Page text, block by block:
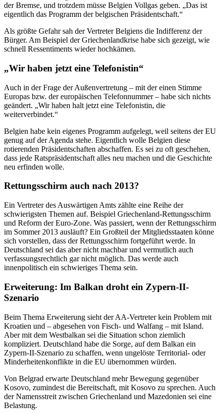
der Bremse, und trotzdem müsse Belgien Vollgas geben. „Das ist
eigentlich das Programm der belgischen Präsidentschaft.“
Als größte Gefahr sah der Vertreter Belgiens die Indifferenz der
Bürger. Am Beispiel der Griechenlandkrise habe sich gezeigt, wie
schnell Ressentiments wieder hochkämen.
„Wir haben jetzt eine Telefonistin“
Auch in der Frage der Außenvertretung – mit der einen Stimme
Europas bzw. der europäischen Telefonnummer – habe sich nichts
geändert. „Wir haben halt jetzt eine Telefonistin, die
weiterverbindet.“
Belgien habe kein eigenes Programm aufgelegt, weil seitens der EU
genug auf der Agenda stehe. Eigentlich wolle Belgien diese
rotierenden Präsidentschaften abschaffen. Es sei zu oft geschehen,
dass jede Ratspräsidentschaft alles neu machen und die Geschichte
neu erfinden wolle.
Rettungsschirm auch nach 2013?
Ein Vertreter des Auswärtigen Amts zählte eine Reihe der
schwierigsten Themen auf. Beispiel Griechenland-Rettungsschirm
und Reform der Euro-Zone. Was passiert, wenn der Rettungsschirm
im Sommer 2013 ausläuft? Ein Großteil der Mitgliedsstaaten könne
sich vorstellen, dass der Rettungsschirm fortgeführt werde. In
Deutschland sei das aber nicht machbar und vermutlich auch
verfassungsrechtlich gar nicht möglich. Das werde auch
innenpolitisch ein schwieriges Thema sein.
Erweiterung: Im Balkan droht ein Zypern-II-
Szenario
Beim Thema Erweiterung sieht der AA-Vertreter kein Problem mit
Kroatien und – abgesehen von Fisch- und Walfang – mit Island.
Aber mit dem Westbalkan sei die Situation schon ziemlich
kompliziert. Deutschland habe die Sorge, auf dem Balkan ein
Zypern-II-Szenario zu schaffen, wenn ungelöste Territorial- oder
Minderheitenkonflikte in die EU übernommen würden.
Von Belgrad erwarte Deutschland mehr Bewegung gegenüber
Kosovo, zumindest die Bereitschaft, mit Kosovo zu sprechen. Auch
der Namensstreit zwischen Griechenland und Mazedonien sei eine
Belastung.